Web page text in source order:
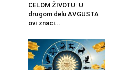
CELOM ŽIVOTU: U
drugom delu AVGUSTA
ovi znaci...